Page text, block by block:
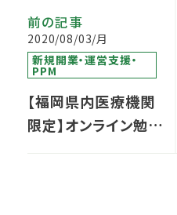
前の記事
2020/08/03/月
新規開業・運営支援・
PPM
【福岡県内医療機関
限定】オンライン勉強